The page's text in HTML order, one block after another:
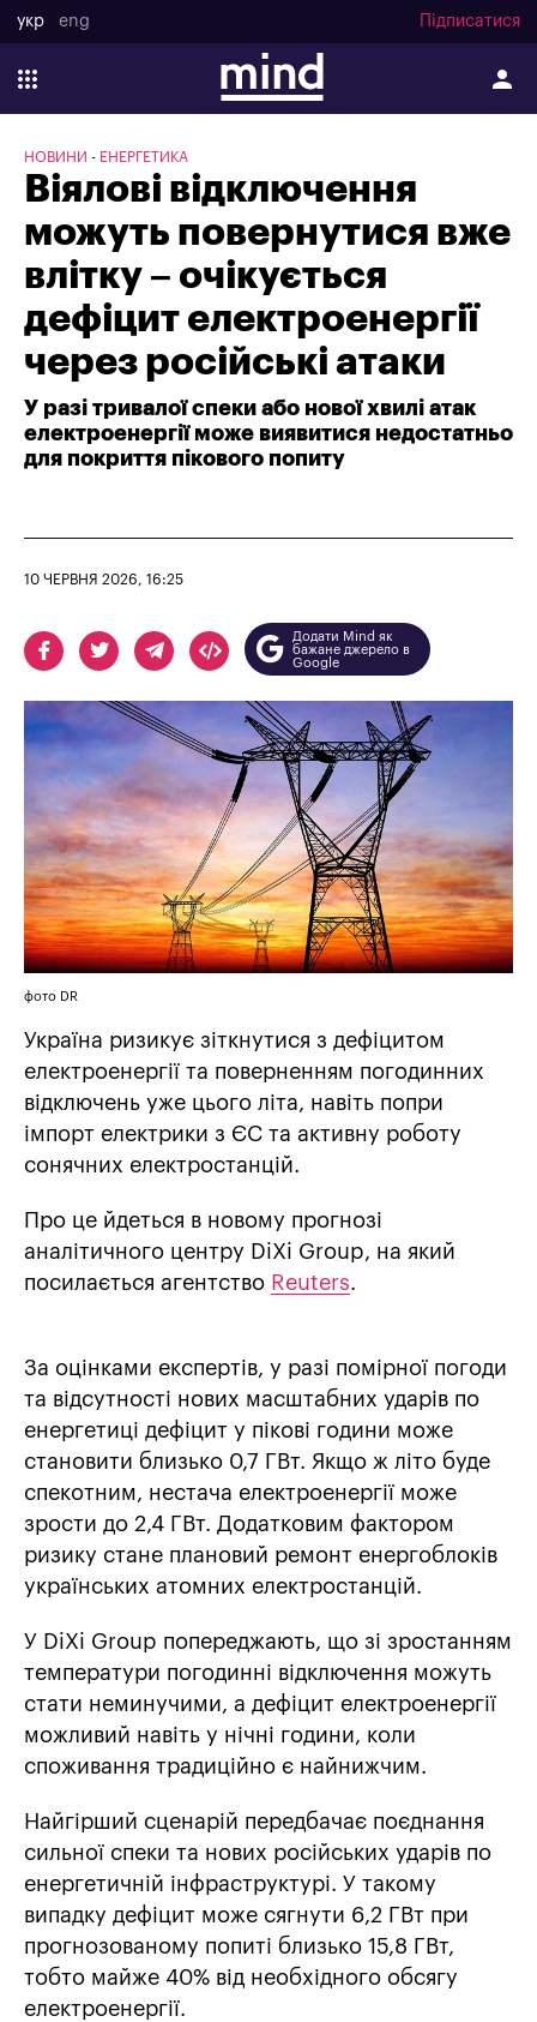
укр eng Підписатися
НОВИНИ ЕНЕРГЕТИКА
Віялові відключення
можуть повернутися вже
влітку – очікується
дефіцит електроенергії
через російські атаки
У разі тривалої спеки або нової хвилі атак
електроенергії може виявитися недостатньо
для покриття пікового попиту
10 ЧЕРВНЯ 2026, 16:25
Додати Mind як
бажане джерело в
Google
фото DR
Україна ризикує зіткнутися з дефіцитом
електроенергії та поверненням погодинних
відключень уже цього літа, навіть попри
імпорт електрики з ЄС та активну роботу
сонячних електростанцій.
Про це йдеться в новому прогнозі
аналітичного центру DiXi Group, на який
посилається агентство Reuters.
За оцінками експертів, у разі помірної погоди
та відсутності нових масштабних ударів по
енергетиці дефіцит у пікові години може
становити близько 0,7 ГВт. Якщо ж літо буде
спекотним, нестача електроенергії може
зрости до 2,4 ГВт. Додатковим фактором
ризику стане плановий ремонт енергоблоків
українських атомних електростанцій.
У DiXi Group попереджають, що зі зростанням
температури погодинні відключення можуть
стати неминучими, а дефіцит електроенергії
можливий навіть у нічні години, коли
споживання традиційно є найнижчим.
Найгірший сценарій передбачає поєднання
сильної спеки та нових російських ударів по
енергетичній інфраструктурі. У такому
випадку дефіцит може сягнути 6,2 ГВт при
прогнозованому попиті близько 15,8 ГВт,
тобто майже 40% від необхідного обсягу
електроенергії.